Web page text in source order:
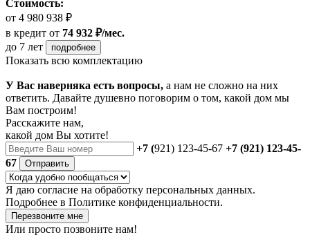
Стоимость:
от 4 980 938 ₽
в кредит от 74 932 ₽/мес.
до 7 лет
подробнее
Показать всю комплектацию
У Вас наверняка есть вопросы, а нам не сложно на них
ответить. Давайте душевно поговорим о том, какой дом мы
Вам построим!
Расскажите нам,
какой дом Вы хотите!
+7 (921) 123-45-67 +7 (921) 123-45-
67
Отправить
Я даю согласие на обработку персональных данных.
Подробнее в Политике конфиденциальности.
Перезвоните мне
Или просто позвоните нам!